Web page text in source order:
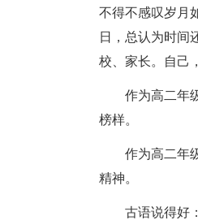
不得不感叹岁月
日，总认为时间
校、家长。自己
作为高二年
榜样。
作为高二年
精神。
古语说得好